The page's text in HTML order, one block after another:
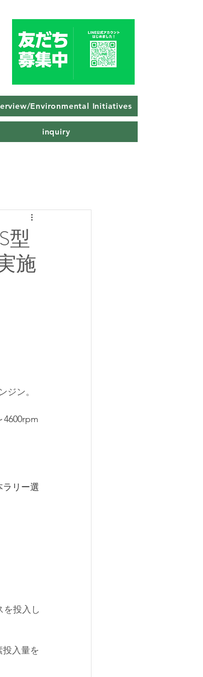
Environmental Initiatives
inquiry
型
施
ジン。
4600rpm
リー選
を投入し
入量を